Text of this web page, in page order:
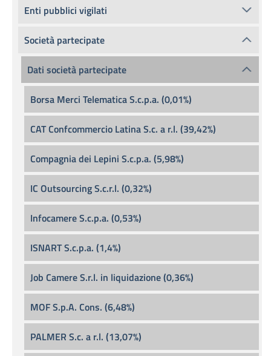
Enti pubblici vigilati
Società partecipate
Dati società partecipate
Borsa Merci Telematica S.c.p.a. (0,01%)
CAT Confcommercio Latina S.c. a r.l. (39,42%)
Compagnia dei Lepini S.c.p.a. (5,98%)
IC Outsourcing S.c.r.l. (0,32%)
Infocamere S.c.p.a. (0,53%)
ISNART S.c.p.a. (1,4%)
Job Camere S.r.l. in liquidazione (0,36%)
MOF S.p.A. Cons. (6,48%)
PALMER S.c. a r.l. (13,07%)